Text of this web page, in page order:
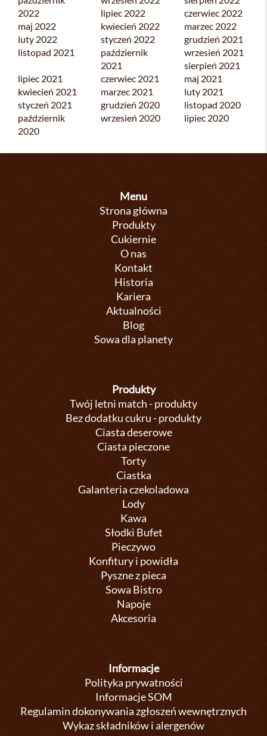
2022
lipiec 2022
czerwiec 2022
maj 2022
kwiecień 2022
marzec 2022
luty 2022
styczeń 2022
grudzień 2021
listopad 2021
październik
2021
wrzesień 2021
sierpień 2021
lipiec 2021
czerwiec 2021
maj 2021
kwiecień 2021
marzec 2021
luty 2021
styczeń 2021
grudzień 2020
listopad 2020
październik
2020
wrzesień 2020 lipiec 2020
Menu
Strona główna
Produkty
Cukiernie
O nas
Kontakt
Historia
Kariera
Aktualności
Blog
Sowa dla planety
Produkty
Twój letni match - produkty
Bez dodatku cukru - produkty
Ciasta deserowe
Ciasta pieczone
Torty
Ciastka
Galanteria czekoladowa
Lody
Kawa
Słodki Bufet
Pieczywo
Konfitury i powidła
Pyszne z pieca
Sowa Bistro
Napoje
Akcesoria
Informacje
Polityka prywatności
Informacje SOM
Regulamin dokonywania zgłoszeń wewnętrznych
Wykaz składników i alergenów